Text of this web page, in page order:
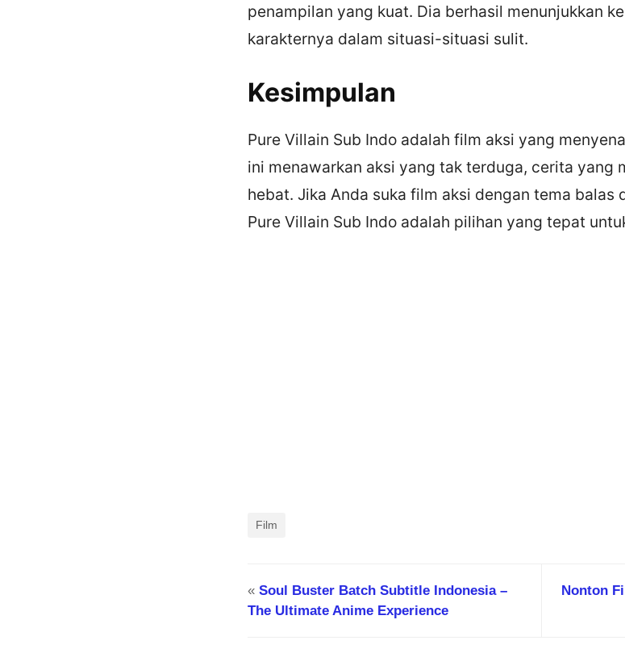
penampilan yang kuat. Dia berhasil menunjukkan
karakternya dalam situasi-situasi sulit.
Kesimpulan
Pure Villain Sub Indo adalah film aksi yang
ini menawarkan aksi yang tak terduga, cerita yang
hebat. Jika Anda suka film aksi dengan tema balas
Pure Villain Sub Indo adalah pilihan yang tepat
Film
« Soul Buster Batch Subtitle Indonesia –
The Ultimate Anime Experience
Nonton